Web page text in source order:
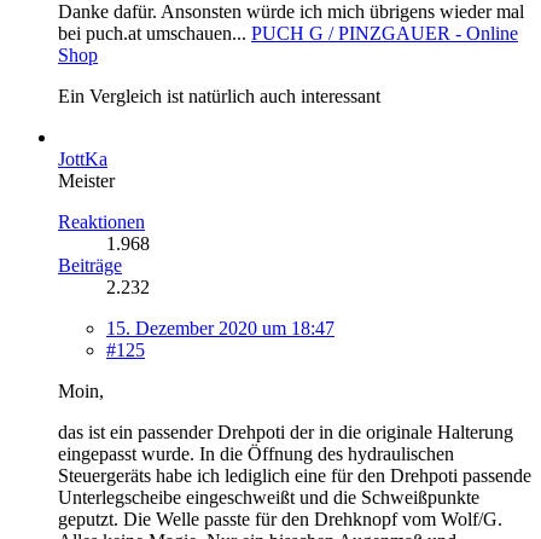
Danke dafür. Ansonsten würde ich mich übrigens wieder mal
bei puch.at umschauen... PUCH G / PINZGAUER - Online
Shop
Ein Vergleich ist natürlich auch interessant
JottKa
Meister
Reaktionen
1.968
Beiträge
2.232
15. Dezember 2020 um 18:47
#125
Moin,
das ist ein passender Drehpoti der in die originale Halterung
eingepasst wurde. In die Öffnung des hydraulischen
Steuergeräts habe ich lediglich eine für den Drehpoti passende
Unterlegscheibe eingeschweißt und die Schweißpunkte
geputzt. Die Welle passte für den Drehknopf vom Wolf/G.